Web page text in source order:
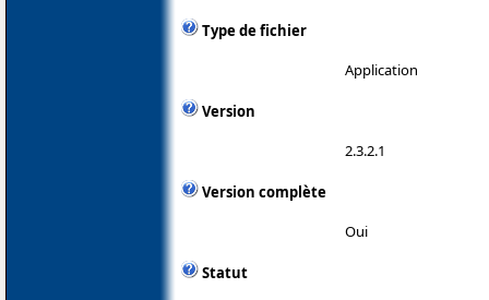
Type de fichier
Application
Version
2.3.2.1
Version complète
Oui
Statut